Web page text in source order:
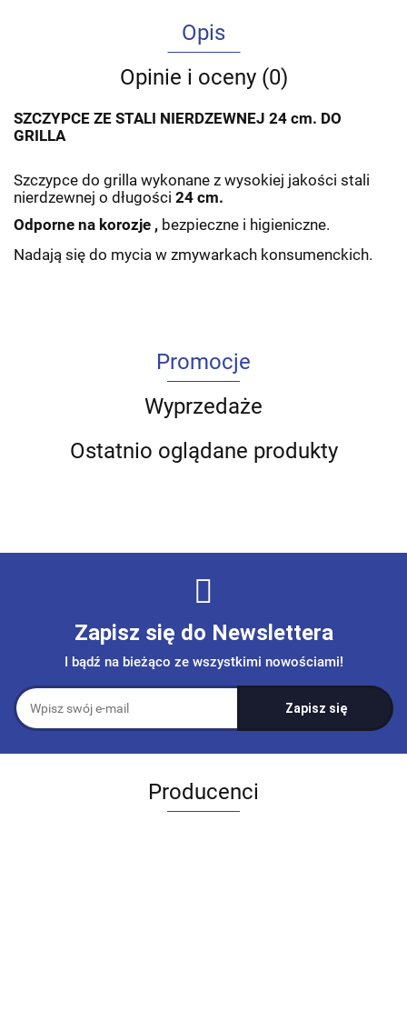
Opis
Opinie i oceny (0)
SZCZYPCE ZE STALI NIERDZEWNEJ 24 cm. DO
GRILLA
Szczypce do grilla wykonane z wysokiej jakości stali
nierdzewnej o długości 24 cm.
Odporne na korozje , bezpieczne i higieniczne.
Nadają się do mycia w zmywarkach konsumenckich.
Promocje
Wyprzedaże
Ostatnio oglądane produkty
Zapisz się do Newslettera
I bądź na bieżąco ze wszystkimi nowościami!
Producenci